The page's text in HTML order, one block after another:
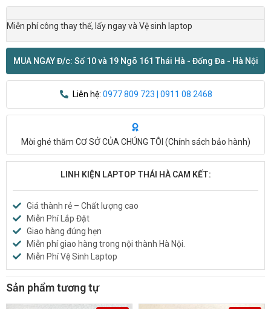
Miễn phí công thay thế, lấy ngay và Vệ sinh laptop
MUA NGAY Đ/c: Số 10 và 19 Ngõ 161 Thái Hà - Đống Đa - Hà Nội
Liên hệ: 0977 809 723 | 0911 08 2468
Mời ghé thăm CƠ SỞ CỦA CHÚNG TÔI (Chính sách bảo hành)
LINH KIỆN LAPTOP THÁI HÀ CAM KẾT:
Giá thành rẻ – Chất lượng cao
Miễn Phí Lắp Đặt
Giao hàng đúng hẹn
Miễn phí giao hàng trong nội thành Hà Nội.
Miễn Phí Vệ Sinh Laptop
Sản phẩm tương tự